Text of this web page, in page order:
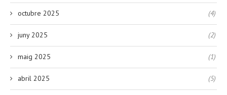
octubre 2025 (4)
juny 2025 (2)
maig 2025 (1)
abril 2025 (5)